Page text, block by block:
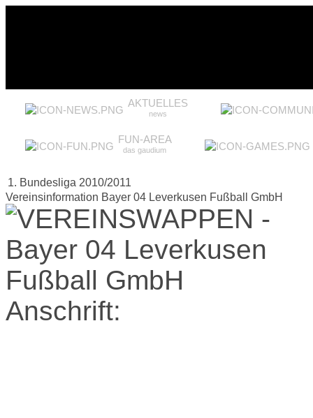
AKTUELLES
news
FUN-AREA
das gaudium
1. Bundesliga 2010/2011
Vereinsinformation Bayer 04 Leverkusen Fußball GmbH
Anschrift: